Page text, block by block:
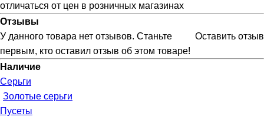
отличаться от цен в розничных магазинах
Отзывы
Оставить отзыв
У данного товара нет отзывов. Станьте
первым, кто оставил отзыв об этом товаре!
Наличие
Серьги
Золотые серьги
Пусеты